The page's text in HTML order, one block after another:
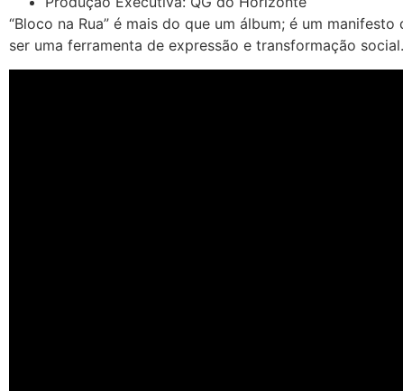
“Bloco na Rua” é mais do que um álbum; é um
ser uma ferramenta de expressão e transformação social.